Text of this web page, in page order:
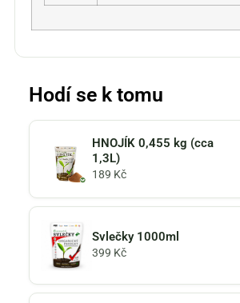
Hodí se k tomu
HNOJÍK 0,455 kg (cca
1,3L)
189 Kč
Svlečky 1000ml
399 Kč